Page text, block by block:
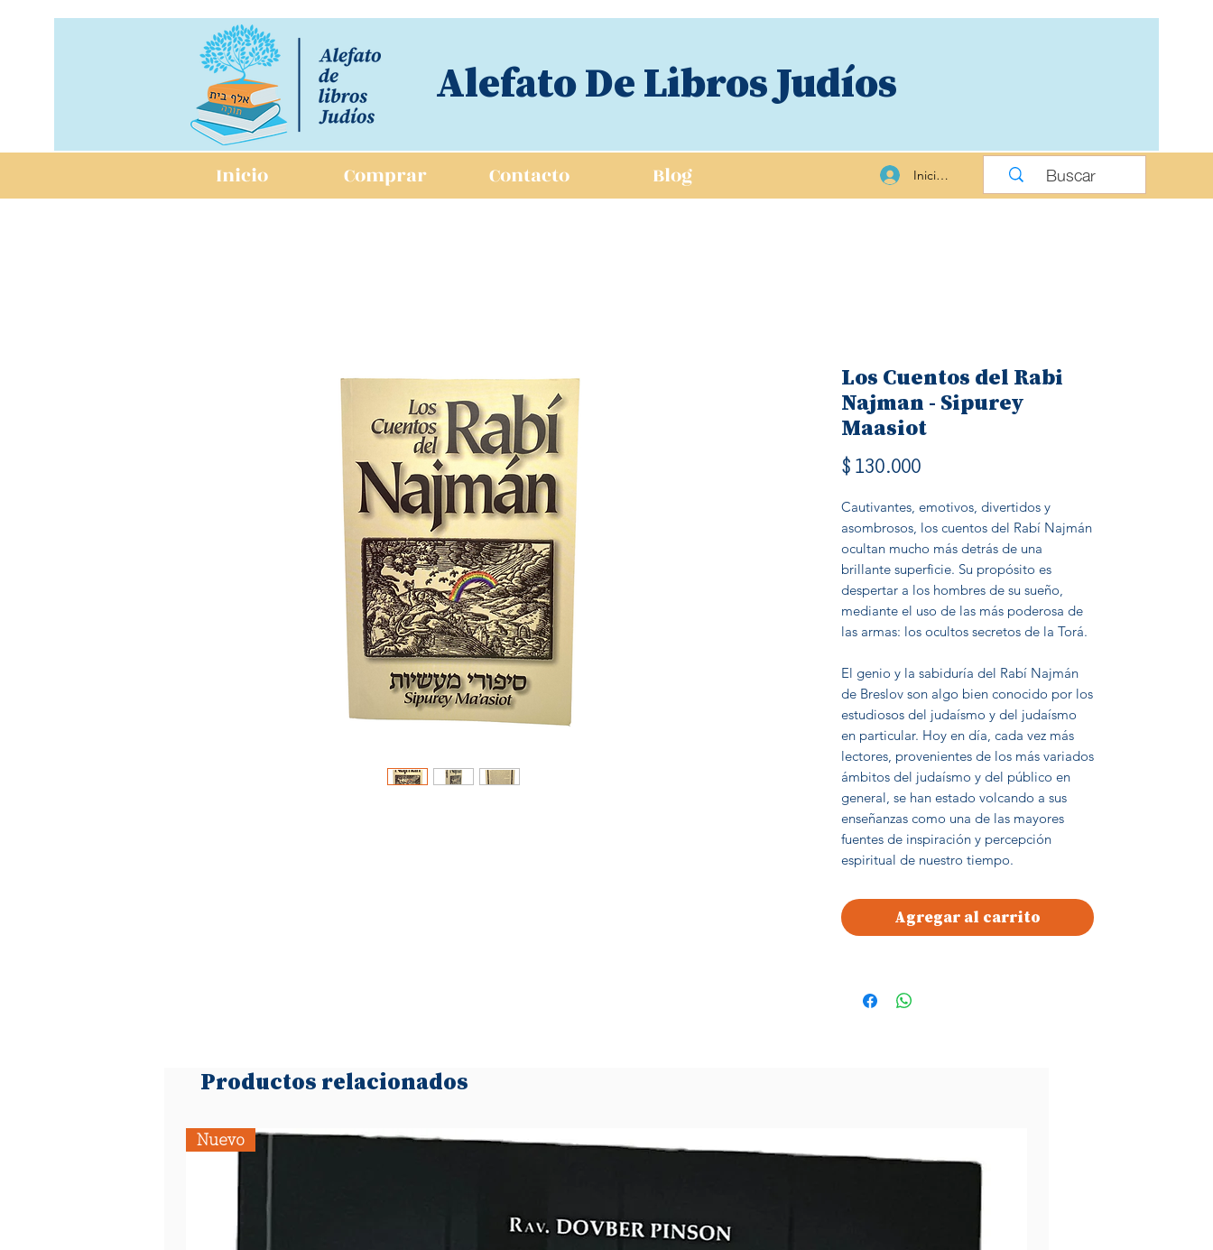
Alefato De Libros Judíos
Iniciar sesión
Inicio Comprar Contacto Blog
Productos relacionados
Nuevo
Los Cuentos del Rabi
Najman - Sipurey
Maasiot
$ 130.000Precio
Cautivantes, emotivos, divertidos y
asombrosos, los cuentos del Rabí Najmán
ocultan mucho más detrás de una
brillante superficie. Su propósito es
despertar a los hombres de su sueño,
mediante el uso de las más poderosa de
las armas: los ocultos secretos de la Torá.
El genio y la sabiduría del Rabí Najmán
de Breslov son algo bien conocido por los
estudiosos del judaísmo y del judaísmo
en particular. Hoy en día, cada vez más
lectores, provenientes de los más variados
ámbitos del judaísmo y del público en
general, se han estado volcando a sus
enseñanzas como una de las mayores
fuentes de inspiración y percepción
espiritual de nuestro tiempo.
Agregar al carrito